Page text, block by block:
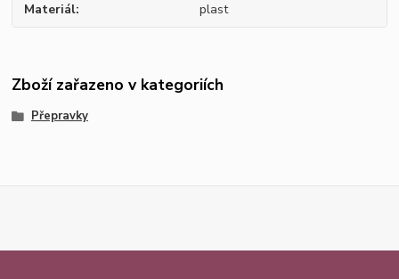
Materiál plast
Zboží zařazeno v kategoriích
Přepravky